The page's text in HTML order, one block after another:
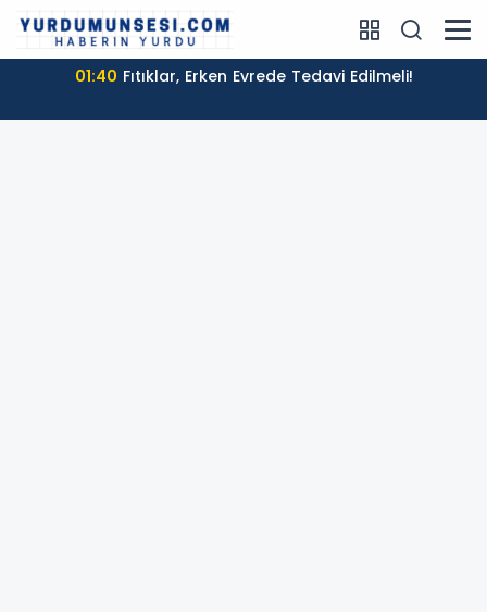
01:40 Fıtıklar, Erken Evrede Tedavi Edilmeli!